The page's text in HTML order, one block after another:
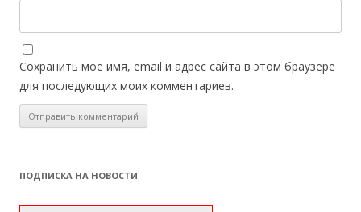
Сохранить моё имя, email и адрес сайта в этом браузере
для последующих моих комментариев.
ПОДПИСКА НА НОВОСТИ